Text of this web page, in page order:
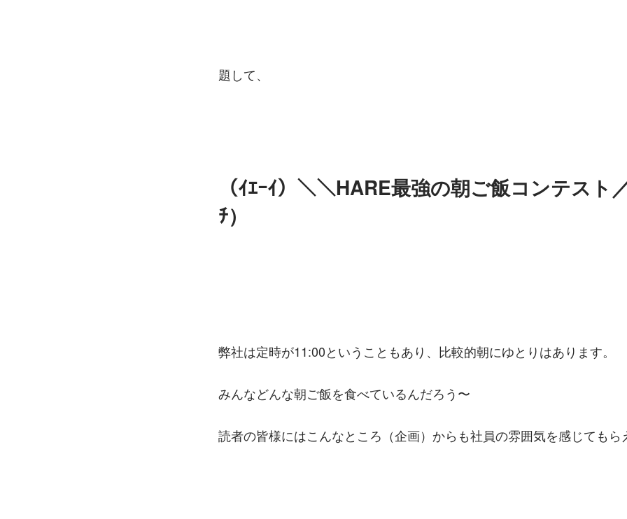
題して、
（ｲｴｰｲ）＼＼HARE最強の朝ご飯コンテスト
ﾁ）
弊社は定時が11:00ということもあり、比較的朝にゆとりはあります。
みんなどんな朝ご飯を食べているんだろう〜
読者の皆様にはこんなところ（企画）からも社員の雰囲気を感じてもら